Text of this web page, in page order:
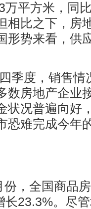
万平方米，同
相比之下，房
形势来看，供
季度，销售情
数房地产企业
状况普遍向好
恐难完成今年
，全国商品
23.3%。尽